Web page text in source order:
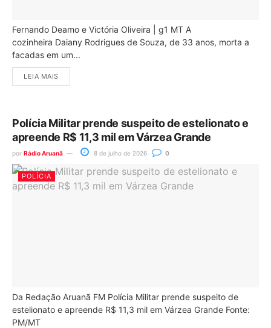
Fernando Deamo e Victória Oliveira | g1 MT A
cozinheira Daiany Rodrigues de Souza, de 33 anos, morta a
facadas em um...
LEIA MAIS
Polícia Militar prende suspeito de estelionato e
apreende R$ 11,3 mil em Várzea Grande
por Rádio Aruanã 8 de julho de 2026 0
POLÍCIA
Da Redação Aruanã FM Polícia Militar prende suspeito de
estelionato e apreende R$ 11,3 mil em Várzea Grande Fonte:
PM/MT